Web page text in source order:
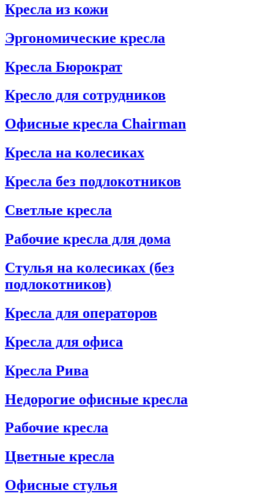
Кресла из кожи
Эргономические кресла
Кресла Бюрократ
Кресло для сотрудников
Офисные кресла Chairman
Кресла на колесиках
Кресла без подлокотников
Светлые кресла
Рабочие кресла для дома
Стулья на колесиках (без
подлокотников)
Кресла для операторов
Кресла для офиса
Кресла Рива
Недорогие офисные кресла
Рабочие кресла
Цветные кресла
Офисные стулья